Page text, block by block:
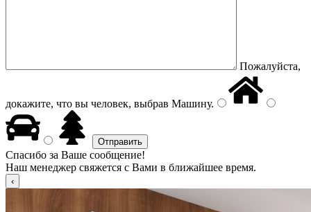
Пожалуйста,
докажите, что вы человек, выбрав Машину.
Спасибо за Ваше сообщение!
Наш менеджер свяжется с Вами в ближайшее время.